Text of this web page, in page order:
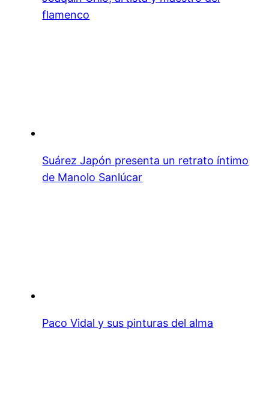
flamenco
Suárez Japón presenta un retrato íntimo
de Manolo Sanlúcar
Paco Vidal y sus pinturas del alma